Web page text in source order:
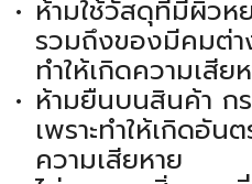
ห้ามใช้วัสดุที่มีผิวห
รวมถึงของมีคมต่า
ทำให้เกิดความเสีย
ห้ามยืนบนสินค้า ก
เพราะทำให้เกิดอัน
ความเสียหาย